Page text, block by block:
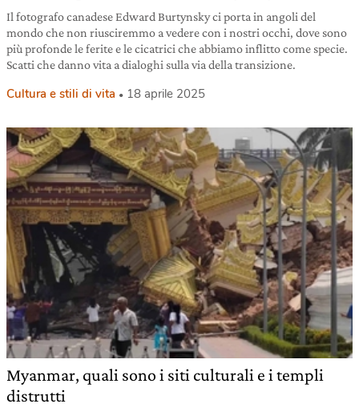
Il fotografo canadese Edward Burtynsky ci porta in angoli del
mondo che non riusciremmo a vedere con i nostri occhi, dove sono
più profonde le ferite e le cicatrici che abbiamo inflitto come specie.
Scatti che danno vita a dialoghi sulla via della transizione.
Cultura e stili di vita 18 aprile 2025
Myanmar, quali sono i siti culturali e i templi
distrutti